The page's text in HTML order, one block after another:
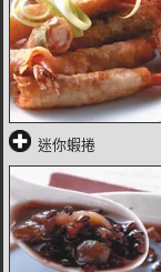
迷你蝦捲